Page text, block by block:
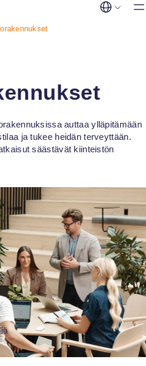
vapaa-aika
Kunnat
Teollisuus- ja
Sosiaali- ja
Oppilaitokset
suodattimet
Puhdastilojen
suodattimet
Teollisuuss­
uodattimet
Yritys
FIEN
auttaa ylläpitämään
ja tukee heidän terveyttään.
säästävät kiinteistön